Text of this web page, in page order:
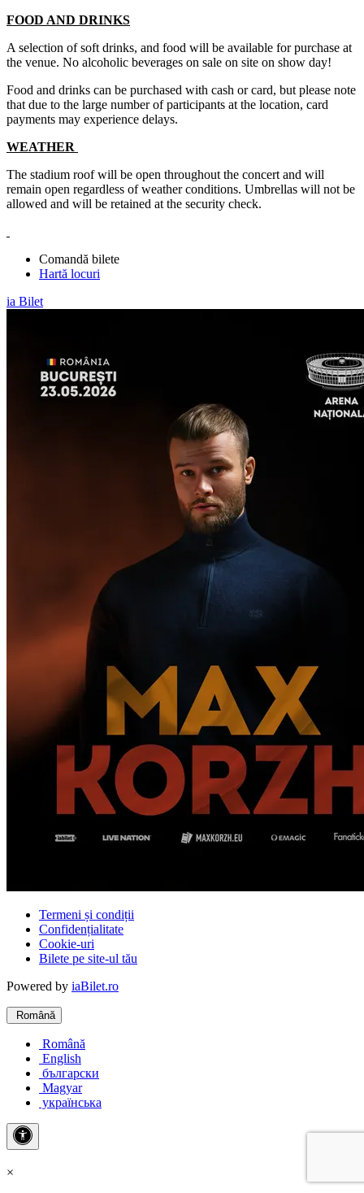
FOOD AND DRINKS
A selection of soft drinks, and food will be available for purchase at
the venue. No alcoholic beverages on sale on site on show day!
Food and drinks can be purchased with cash or card, but please note
that due to the large number of participants at the location, card
payments may experience delays.
WEATHER
The stadium roof will be open throughout the concert and will
remain open regardless of weather conditions. Umbrellas will not be
allowed and will be retained at the security check.
Comandă bilete
Hartă locuri
ia Bilet
Termeni și condiții
Confidențialitate
Cookie-uri
Bilete pe site-ul tău
Powered by iaBilet.ro
Română
Română
English
български
Magyar
українська
×